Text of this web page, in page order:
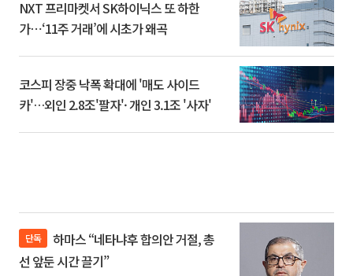
NXT 프리마켓서 SK하이닉스 또 하한
가⋯‘11주 거래’에 시초가 왜곡
코스피 장중 낙폭 확대에 '매도 사이드
카'…외인 2.8조'팔자'· 개인 3.1조 '사자'
단독
선 앞둔 시간 끌기”